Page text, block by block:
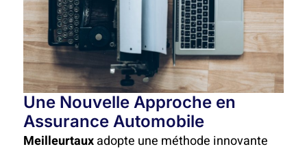
Une Nouvelle Approche en
Assurance Automobile
Meilleurtauxadopte une méthode innovante